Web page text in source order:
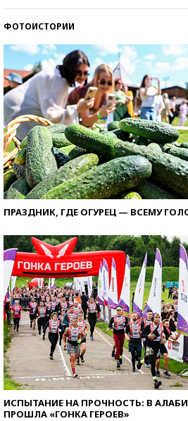
ФОТОИСТОРИИ
ПРАЗДНИК, ГДЕ ОГУРЕЦ — ВСЕМУ
ИСПЫТАНИЕ НА ПРОЧНОСТЬ: В
ПРОШЛА «ГОНКА ГЕРОЕВ»